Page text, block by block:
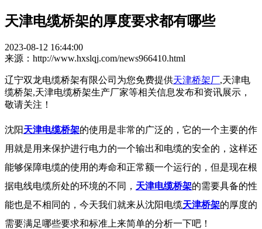
天津电缆桥架的厚度要求都有哪些
2023-08-12 16:44:00
来源：http://www.hxslqj.com/news966410.html
辽宁双龙电缆桥架有限公司为您免费提供天津桥架厂,天津电
缆桥架,天津电缆桥架生产厂家等相关信息发布和资讯展示，
敬请关注！
沈阳天津电缆桥架的使用是非常的广泛的，它的一个主要的作
用就是用来保护进行电力的一个输出和电缆的安全的，这样还
能够保障电缆的使用的寿命和正常额一个运行的，但是现在根
据电线电缆所处的环境的不同， 天津电缆桥架的需要具备的性
能也是不相同的，今天我们就来从沈阳电缆天津桥架的厚度的
需要满足哪些要求和标准上来简单的分析一下吧！